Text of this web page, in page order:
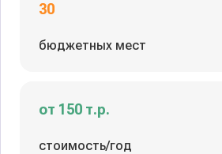
30
бюджетных мест
от 150 т.р.
стоимость/год